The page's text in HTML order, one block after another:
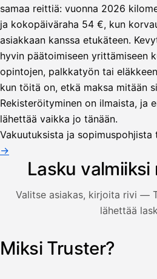
samaa reittiä: vuonna 2026
ja kokopäiväraha 54 €, kun
asiakkaan kanssa etukäteen.
hyvin päätoimiseen yrittämiseen
opintojen, palkkatyön tai
kun töitä on, etkä maksa mitään
Rekisteröityminen on ilmaista, ja
lähettää vaikka jo tänään.
Vakuutuksista ja sopimuspohjista
→
Lasku
Valitse asiakas, kirjoita rivi —
lähettää
Kuvitus: käyttäjä luo laskun
Uusi lasku
1
€
25,5
Lähetä
lasku
Lasku
Miksi Truster?